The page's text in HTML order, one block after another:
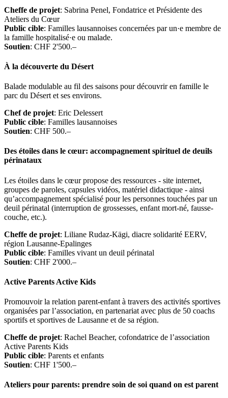
Cheffe de projet: Sabrina Penel, Fondatrice et Présidente des
Ateliers du Cœur
Public cible: Familles lausannoises concernées par un·e membre de
la famille hospitalisé·e ou malade.
Soutien: CHF 2'500.–
À la découverte du Désert
Balade modulable au fil des saisons pour découvrir en famille le
parc du Désert et ses environs.
Chef de projet: Eric Delessert
Public cible: Familles lausannoises
Soutien: CHF 500.–
Des étoiles dans le cœur: accompagnement spirituel de deuils
périnataux
Les étoiles dans le cœur propose des ressources - site internet,
groupes de paroles, capsules vidéos, matériel didactique - ainsi
qu’accompagnement spécialisé pour les personnes touchées par un
deuil périnatal (interruption de grossesses, enfant mort-né, fausse-
couche, etc.).
Cheffe de projet: Liliane Rudaz-Kägi, diacre solidarité EERV,
région Lausanne-Epalinges
Public cible: Familles vivant un deuil périnatal
Soutien: CHF 2'000.–
Active Parents Active Kids
Promouvoir la relation parent-enfant à travers des activités sportives
organisées par l’association, en partenariat avec plus de 50 coachs
sportifs et sportives de Lausanne et de sa région.
Cheffe de projet: Rachel Beacher, cofondatrice de l’association
Active Parents Kids
Public cible: Parents et enfants
Soutien: CHF 1'500.–
Ateliers pour parents: prendre soin de soi quand on est parent